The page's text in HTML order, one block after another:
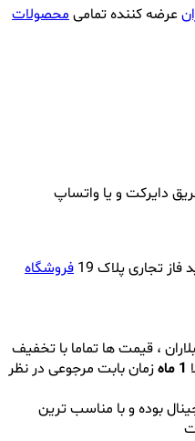
عرضه کننده تمامیمحصولات
دایرکت و یا واتساپ
تجاری پلاک 19
فروشگاه
، قیمت ها تماما با تخفیف
1 ماه
زمان بابت مرجوعی در نظر
بوده و با مناسب ترین